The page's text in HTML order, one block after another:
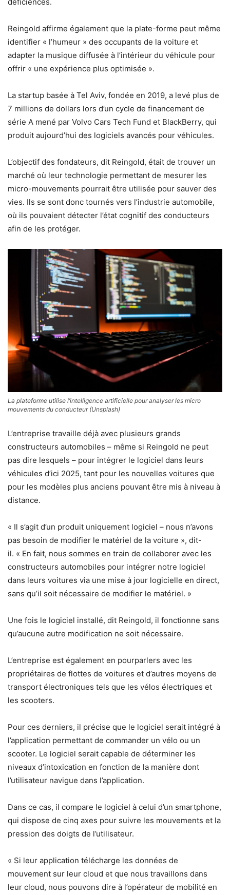
déficiences.
Reingold affirme également que la plate-forme peut même
identifier « l’humeur » des occupants de la voiture et
adapter la musique diffusée à l’intérieur du véhicule pour
offrir « une expérience plus optimisée ».
La startup basée à Tel Aviv, fondée en 2019, a levé plus de
7 millions de dollars lors d’un cycle de financement de
série A mené par Volvo Cars Tech Fund et BlackBerry, qui
produit aujourd’hui des logiciels avancés pour véhicules.
L’objectif des fondateurs, dit Reingold, était de trouver un
marché où leur technologie permettant de mesurer les
micro-mouvements pourrait être utilisée pour sauver des
vies. Ils se sont donc tournés vers l’industrie automobile,
où ils pouvaient détecter l’état cognitif des conducteurs
afin de les protéger.
La plateforme utilise l’intelligence artificielle pour analyser les micro
mouvements du conducteur (Unsplash)
L’entreprise travaille déjà avec plusieurs grands
constructeurs automobiles – même si Reingold ne peut
pas dire lesquels – pour intégrer le logiciel dans leurs
véhicules d’ici 2025, tant pour les nouvelles voitures que
pour les modèles plus anciens pouvant être mis à niveau à
distance.
« Il s’agit d’un produit uniquement logiciel – nous n’avons
pas besoin de modifier le matériel de la voiture », dit-
il. « En fait, nous sommes en train de collaborer avec les
constructeurs automobiles pour intégrer notre logiciel
dans leurs voitures via une mise à jour logicielle en direct,
sans qu’il soit nécessaire de modifier le matériel. »
Une fois le logiciel installé, dit Reingold, il fonctionne sans
qu’aucune autre modification ne soit nécessaire.
L’entreprise est également en pourparlers avec les
propriétaires de flottes de voitures et d’autres moyens de
transport électroniques tels que les vélos électriques et
les scooters.
Pour ces derniers, il précise que le logiciel serait intégré à
l’application permettant de commander un vélo ou un
scooter. Le logiciel serait capable de déterminer les
niveaux d’intoxication en fonction de la manière dont
l’utilisateur navigue dans l’application.
Dans ce cas, il compare le logiciel à celui d’un smartphone,
qui dispose de cinq axes pour suivre les mouvements et la
pression des doigts de l’utilisateur.
« Si leur application télécharge les données de
mouvement sur leur cloud et que nous travaillons dans
leur cloud, nous pouvons dire à l’opérateur de mobilité en